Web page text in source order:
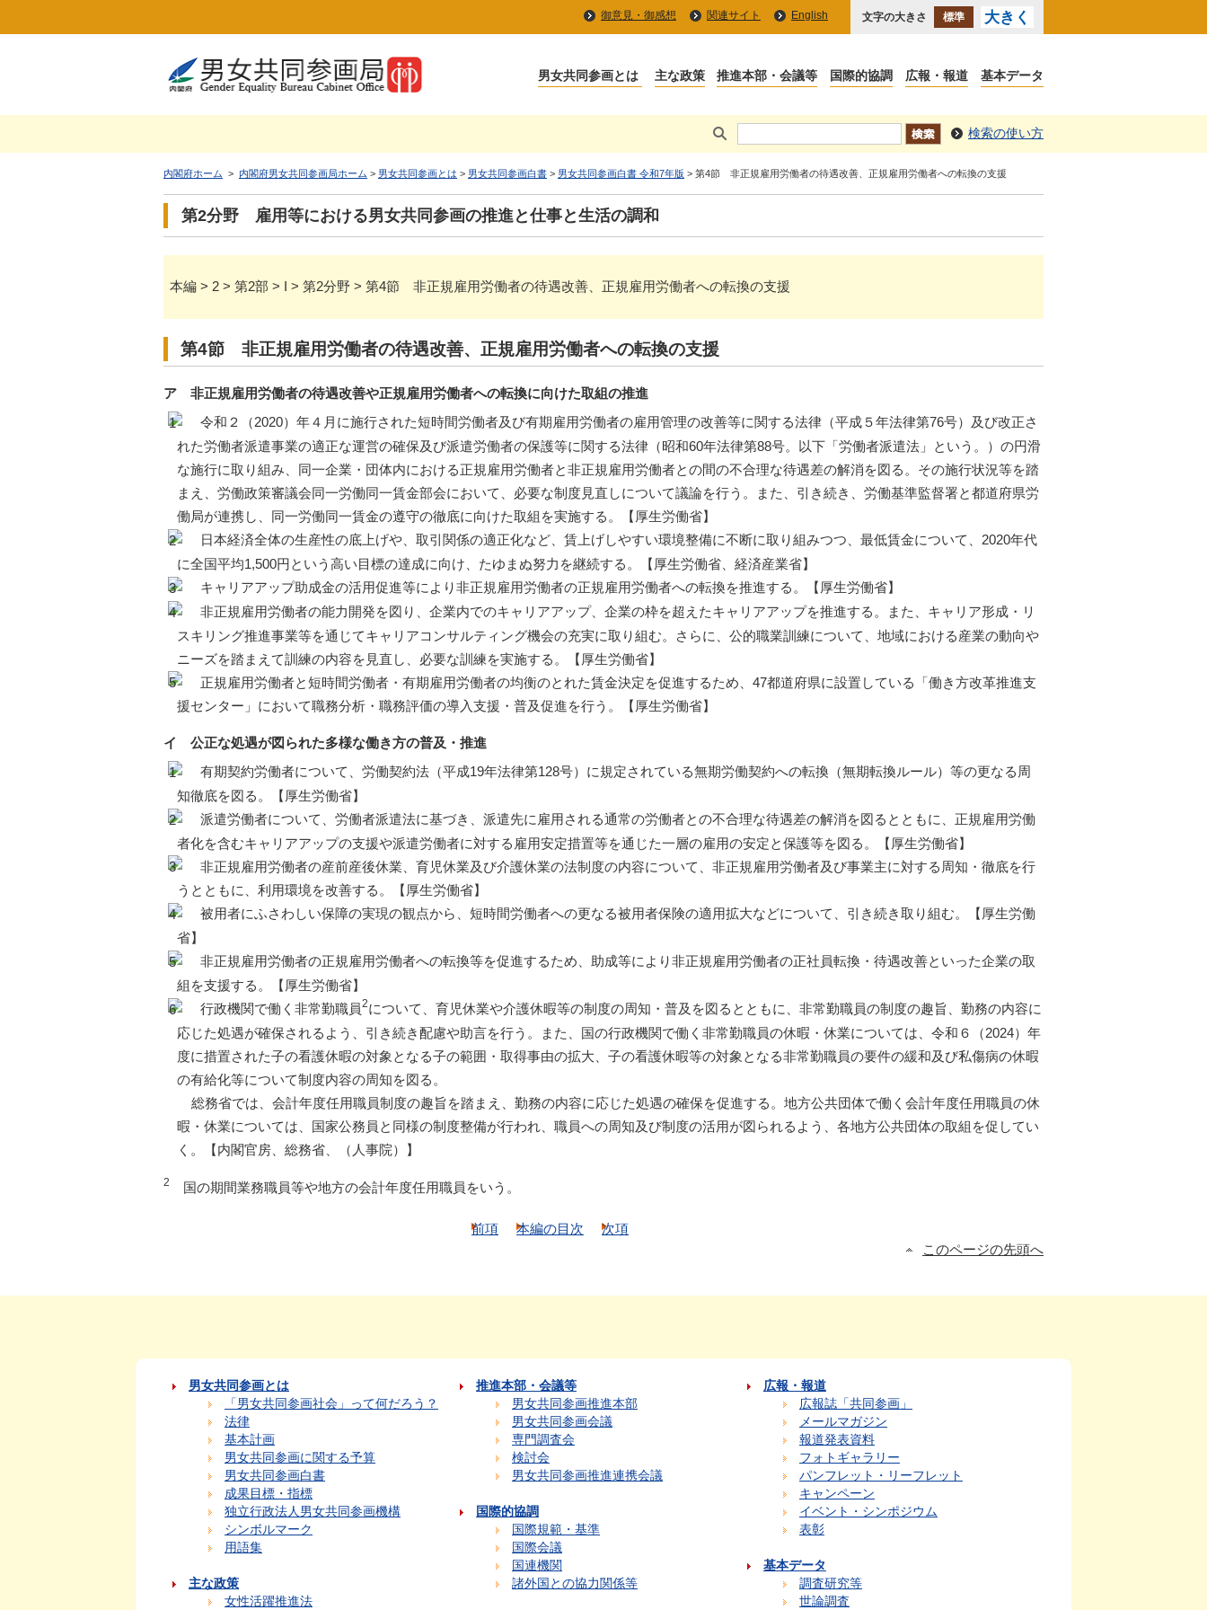
御意見・御感想 関連サイト English 文字の大きさ 標準 大きく
検索の使い方
内閣府ホーム > 内閣府男女共同参画局ホーム > 男女共同参画とは > 男女共同参画白書 > 男女共同参画白書 令和7年版 > 第4節 非正規雇用労働者の待遇改善、正規雇用労働者への転換の支援
第2分野 雇用等における男女共同参画の推進と仕事と生活の調和
本編 > 2 > 第2部 > I > 第2分野 > 第4節 非正規雇用労働者の待遇改善、正規雇用労働者への転換の支援
第4節 非正規雇用労働者の待遇改善、正規雇用労働者への転換の支援
ア 非正規雇用労働者の待遇改善や正規雇用労働者への転換に向けた取組の推進
令和２（2020）年４月に施行された短時間労働者及び有期雇用労働者の雇用管理の改善等に関する法律（平成５年法律第76号）及び改正さ
れた労働者派遣事業の適正な運営の確保及び派遣労働者の保護等に関する法律（昭和60年法律第88号。以下「労働者派遣法」という。）の円滑
な施行に取り組み、同一企業・団体内における正規雇用労働者と非正規雇用労働者との間の不合理な待遇差の解消を図る。その施行状況等を踏
まえ、労働政策審議会同一労働同一賃金部会において、必要な制度見直しについて議論を行う。また、引き続き、労働基準監督署と都道府県労
働局が連携し、同一労働同一賃金の遵守の徹底に向けた取組を実施する。【厚生労働省】
日本経済全体の生産性の底上げや、取引関係の適正化など、賃上げしやすい環境整備に不断に取り組みつつ、最低賃金について、2020年代
に全国平均1,500円という高い目標の達成に向け、たゆまぬ努力を継続する。【厚生労働省、経済産業省】
キャリアアップ助成金の活用促進等により非正規雇用労働者の正規雇用労働者への転換を推進する。【厚生労働省】
非正規雇用労働者の能力開発を図り、企業内でのキャリアアップ、企業の枠を超えたキャリアアップを推進する。また、キャリア形成・リ
スキリング推進事業等を通じてキャリアコンサルティング機会の充実に取り組む。さらに、公的職業訓練について、地域における産業の動向や
ニーズを踏まえて訓練の内容を見直し、必要な訓練を実施する。【厚生労働省】
正規雇用労働者と短時間労働者・有期雇用労働者の均衡のとれた賃金決定を促進するため、47都道府県に設置している「働き方改革推進支
援センター」において職務分析・職務評価の導入支援・普及促進を行う。【厚生労働省】
イ 公正な処遇が図られた多様な働き方の普及・推進
有期契約労働者について、労働契約法（平成19年法律第128号）に規定されている無期労働契約への転換（無期転換ルール）等の更なる周
知徹底を図る。【厚生労働省】
派遣労働者について、労働者派遣法に基づき、派遣先に雇用される通常の労働者との不合理な待遇差の解消を図るとともに、正規雇用労働
者化を含むキャリアアップの支援や派遣労働者に対する雇用安定措置等を通じた一層の雇用の安定と保護等を図る。【厚生労働省】
非正規雇用労働者の産前産後休業、育児休業及び介護休業の法制度の内容について、非正規雇用労働者及び事業主に対する周知・徹底を行
うとともに、利用環境を改善する。【厚生労働省】
被用者にふさわしい保障の実現の観点から、短時間労働者への更なる被用者保険の適用拡大などについて、引き続き取り組む。【厚生労働
省】
非正規雇用労働者の正規雇用労働者への転換等を促進するため、助成等により非正規雇用労働者の正社員転換・待遇改善といった企業の取
組を支援する。【厚生労働省】
行政機関で働く非常勤職員2について、育児休業や介護休暇等の制度の周知・普及を図るとともに、非常勤職員の制度の趣旨、勤務の内容に
応じた処遇が確保されるよう、引き続き配慮や助言を行う。また、国の行政機関で働く非常勤職員の休暇・休業については、令和６（2024）年
度に措置された子の看護休暇の対象となる子の範囲・取得事由の拡大、子の看護休暇等の対象となる非常勤職員の要件の緩和及び私傷病の休暇
の有給化等について制度内容の周知を図る。
総務省では、会計年度任用職員制度の趣旨を踏まえ、勤務の内容に応じた処遇の確保を促進する。地方公共団体で働く会計年度任用職員の休
暇・休業については、国家公務員と同様の制度整備が行われ、職員への周知及び制度の活用が図られるよう、各地方公共団体の取組を促してい
く。【内閣官房、総務省、（人事院）】
2 国の期間業務職員等や地方の会計年度任用職員をいう。
前項 本編の目次 次項
このページの先頭へ